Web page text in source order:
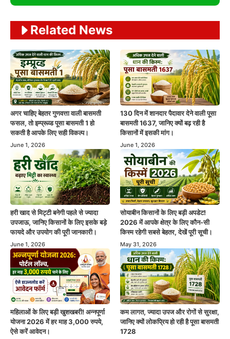
Related News
अगर चाहिए बेहतर गुणवत्ता वाली बासमती
फसल, तो इम्प्रूव्ड पूसा बासमती 1 हो
सकती है आपके लिए सही विकल्प।
June 1, 2026
130 दिन में शानदार पैदावार देने वाली पूसा
बासमती 1637, जानिए क्यों बढ़ रही है
किसानों में इसकी मांग।
June 1, 2026
हरी खाद से मिट्टी बनेगी पहले से ज्यादा
उपजाऊ, जानिए किसानों के लिए इसके बड़े
फायदे और उपयोग की पूरी जानकारी।
June 1, 2026
सोयाबीन किसानों के लिए बड़ी अपडेट!
2026 में आपके क्षेत्र के लिए कौन-सी
किस्म रहेगी सबसे बेहतर, देखें पूरी सूची।
May 31, 2026
महिलाओं के लिए बड़ी खुशखबरी! अन्नपूर्णा
योजना 2026 में हर माह 3,000 रुपये,
ऐसे करें आवेदन।
कम लागत, ज्यादा उपज और रोगों से सुरक्षा,
जानिए क्यों लोकप्रिय हो रही है पूसा बासमती
1728